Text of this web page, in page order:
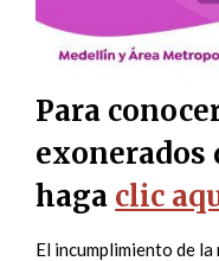
Para
exonerados
haga clic
El incumplimiento de